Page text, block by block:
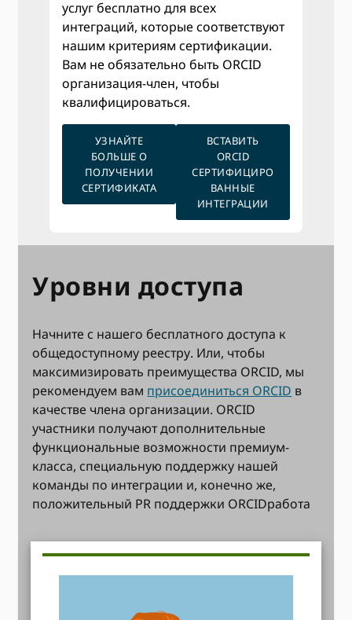
услуг бесплатно для всех
интеграций, которые соответствуют
нашим критериям сертификации.
Вам не обязательно быть ORCID
организация-член, чтобы
квалифицироваться.
УЗНАЙТЕ
БОЛЬШЕ О
ПОЛУЧЕНИИ
СЕРТИФИКАТА
ВСТАВИТЬ
ORCID
СЕРТИФИЦИРО
ВАННЫЕ
ИНТЕГРАЦИИ
Уровни доступа
Начните с нашего бесплатного доступа к
общедоступному реестру. Или, чтобы
максимизировать преимущества ORCID, мы
рекомендуем вам присоединиться ORCID в
качестве члена организации. ORCID
участники получают дополнительные
функциональные возможности премиум-
класса, специальную поддержку нашей
команды по интеграции и, конечно же,
положительный PR поддержки ORCIDработа